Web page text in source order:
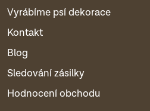
Vyrábíme psí dekorace
Kontakt
Blog
Sledování zásilky
Hodnocení obchodu